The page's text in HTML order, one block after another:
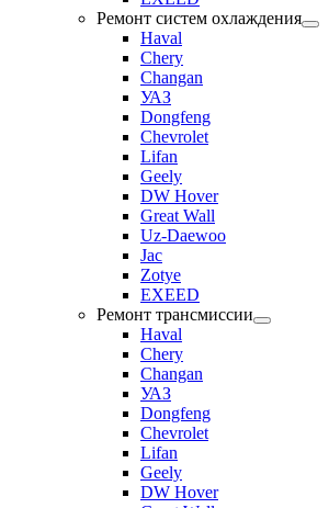
Ремонт систем охлаждения
Haval
Chery
Changan
УАЗ
Dongfeng
Chevrolet
Lifan
Geely
DW Hover
Great Wall
Uz-Daewoo
Jac
Zotye
EXEED
Ремонт трансмиссии
Haval
Chery
Changan
УАЗ
Dongfeng
Chevrolet
Lifan
Geely
DW Hover